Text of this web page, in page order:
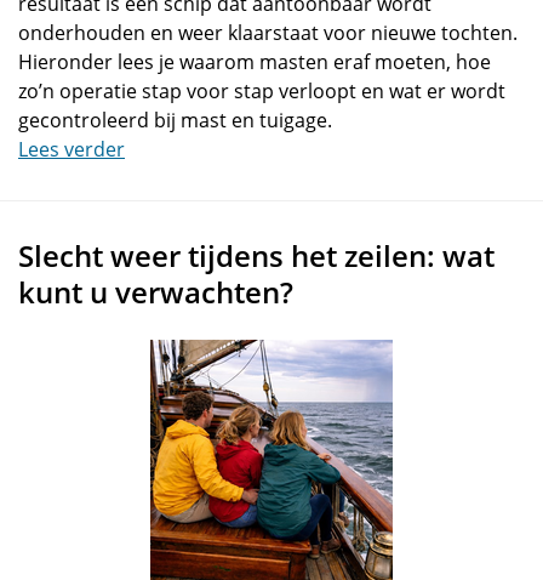
onderhouden en weer klaarstaat voor nieuwe tochten.
Hieronder lees je waarom masten eraf moeten, hoe
zo’n operatie stap voor stap verloopt en wat er wordt
gecontroleerd bij mast en tuigage.
Lees verder
Slecht weer tijdens het zeilen: wat
kunt u verwachten?